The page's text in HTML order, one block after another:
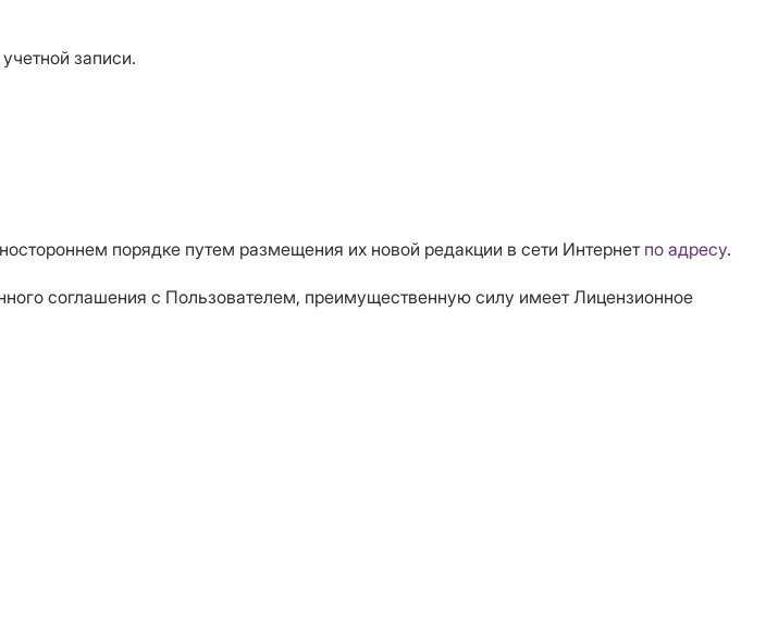
записи.
порядке путем размещения их новой редакции в сети Интернет по адресу.
соглашения с Пользователем, преимущественную силу имеет Лицензионное